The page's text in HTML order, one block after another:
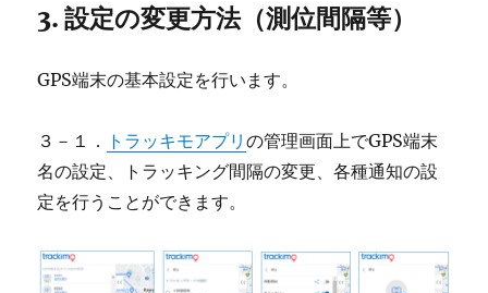
3. 設定の変更方法（測位間隔等）
GPS端末の基本設定を行います。
３－１． トラッキモアプリの管理画面上でGPS端末
名の設定、トラッキング間隔の変更、各種通知の設
定を行うことができます。